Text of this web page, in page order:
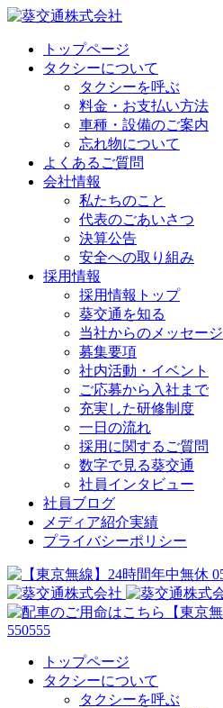
トップページ
タクシーについて
タクシーを呼ぶ
料金・お支払い方法
車種・設備のご案内
忘れ物について
よくあるご質問
会社情報
私たちのこと
代表のごあいさつ
決算公告
安全への取り組み
採用情報
採用情報トップ
葵交通を知る
当社からのメッセージ
募集要項
社内活動・イベント
ご応募から入社まで
充実した研修制度
一日の流れ
採用に関するご質問
数字で見る葵交通
社員インタビュー
社員ブログ
メディア紹介実績
プライバシーポリシー
トップページ
タクシーについて
タクシーを呼ぶ